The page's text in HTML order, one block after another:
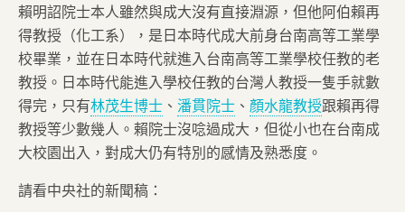
賴明詔院士本人雖然與成大沒有直接淵源，但他阿伯賴再
得教授（化工系），是日本時代成大前身台南高等工業學
校畢業，並在日本時代就進入台南高等工業學校任教的老
教授。日本時代能進入學校任教的台灣人教授一隻手就數
得完，只有林茂生博士 、 潘貫院士 、 顏水龍教授跟賴再得
教授等少數幾人。賴院士沒唸過成大，但從小也在台南成
大校園出入，對成大仍有特別的感情及熟悉度。
請看中央社的新聞稿：